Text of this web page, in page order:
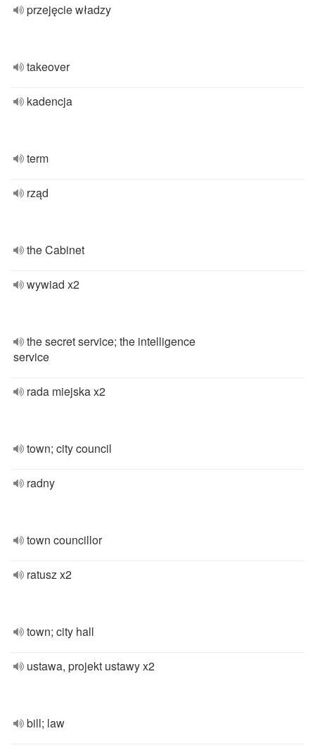
przejęcie władzy
takeover
kadencja
term
rząd
the Cabinet
wywiad x2
the secret service; the intelligence
service
rada miejska x2
town; city council
radny
town councillor
ratusz x2
town; city hall
ustawa, projekt ustawy x2
bill; law